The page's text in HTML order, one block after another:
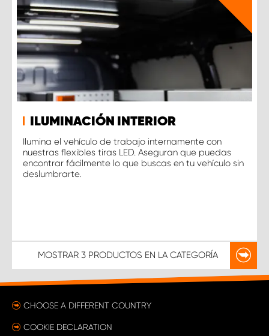
ILUMINACIÓN INTERIOR
Ilumina el vehículo de trabajo internamente con
nuestras flexibles tiras LED. Aseguran que puedas
encontrar fácilmente lo que buscas en tu vehículo sin
deslumbrarte.
MOSTRAR 3 PRODUCTOS EN LA CATEGORÍA
CHOOSE A DIFFERENT COUNTRY
COOKIE DECLARATION